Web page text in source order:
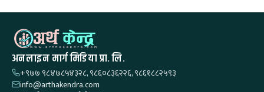
अनलाइन मार्ग मिडिया प्रा. लि.
+९७७ ९८४७८५४३२८, ९८६०८३६२२६, ९८६१८८२५९३
info@arthakendra.com